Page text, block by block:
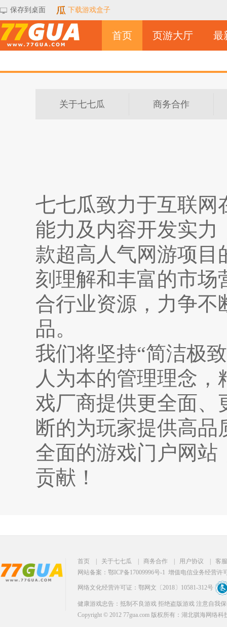
保存到桌面 下载游戏盒子
首页 页游大厅 最
关于七七瓜 商务合作
七七瓜致力于互联网
能力及内容开发实力
款超高人气网游项目
刻理解和丰富的市场
合行业资源，力争不
品。
我们将坚持“简洁极
人为本的管理理念
戏厂商提供更全面、
断的为玩家提供高
全面的游戏门户网站
贡献！
首页 关于七七瓜 商务合作 用户协议
客
网站备案：鄂ICP备17009996号-1 增值电信业务经营许
网络文化经营许可证：鄂网文〔2018〕10581-312号
健康游戏忠告：抵制不良游戏 拒绝盗版游戏 注意自我
Copyright © 2012 77gua.com 版权所有：湖北骐海网络科